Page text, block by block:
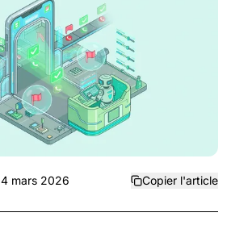
4 mars 2026 Copier l'article